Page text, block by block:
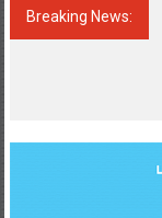
Breaking News: